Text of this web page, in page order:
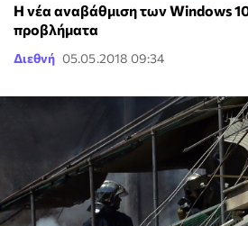
Η νέα αναβάθμιση των Windows
προβλήματα
Διεθνή 05.05.2018 09:34